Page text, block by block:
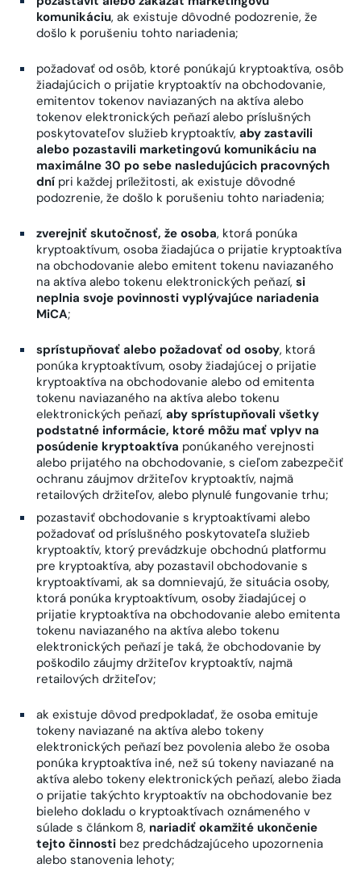
komunikáciu, ak existuje dôvodné podozrenie, že
došlo k porušeniu tohto nariadenia;
požadovať od osôb, ktoré ponúkajú kryptoaktíva, osôb
žiadajúcich o prijatie kryptoaktív na obchodovanie,
emitentov tokenov naviazaných na aktíva alebo
tokenov elektronických peňazí alebo príslušných
poskytovateľov služieb kryptoaktív, aby zastavili
alebo pozastavili marketingovú komunikáciu na
maximálne 30 po sebe nasledujúcich pracovných
dní pri každej príležitosti, ak existuje dôvodné
podozrenie, že došlo k porušeniu tohto nariadenia;
zverejniť skutočnosť, že osoba, ktorá ponúka
kryptoaktívum, osoba žiadajúca o prijatie kryptoaktíva
na obchodovanie alebo emitent tokenu naviazaného
na aktíva alebo tokenu elektronických peňazí, si
neplnia svoje povinnosti vyplývajúce nariadenia
MiCA;
sprístupňovať alebo požadovať od osoby, ktorá
ponúka kryptoaktívum, osoby žiadajúcej o prijatie
kryptoaktíva na obchodovanie alebo od emitenta
tokenu naviazaného na aktíva alebo tokenu
elektronických peňazí, aby sprístupňovali všetky
podstatné informácie, ktoré môžu mať vplyv na
posúdenie kryptoaktíva ponúkaného verejnosti
alebo prijatého na obchodovanie, s cieľom zabezpečiť
ochranu záujmov držiteľov kryptoaktív, najmä
retailových držiteľov, alebo plynulé fungovanie trhu;
pozastaviť obchodovanie s kryptoaktívami alebo
požadovať od príslušného poskytovateľa služieb
kryptoaktív, ktorý prevádzkuje obchodnú platformu
pre kryptoaktíva, aby pozastavil obchodovanie s
kryptoaktívami, ak sa domnievajú, že situácia osoby,
ktorá ponúka kryptoaktívum, osoby žiadajúcej o
prijatie kryptoaktíva na obchodovanie alebo emitenta
tokenu naviazaného na aktíva alebo tokenu
elektronických peňazí je taká, že obchodovanie by
poškodilo záujmy držiteľov kryptoaktív, najmä
retailových držiteľov;
ak existuje dôvod predpokladať, že osoba emituje
tokeny naviazané na aktíva alebo tokeny
elektronických peňazí bez povolenia alebo že osoba
ponúka kryptoaktíva iné, než sú tokeny naviazané na
aktíva alebo tokeny elektronických peňazí, alebo žiada
o prijatie takýchto kryptoaktív na obchodovanie bez
bieleho dokladu o kryptoaktívach oznámeného v
súlade s článkom 8, nariadiť okamžité ukončenie
tejto činnosti bez predchádzajúceho upozornenia
alebo stanovenia lehoty;